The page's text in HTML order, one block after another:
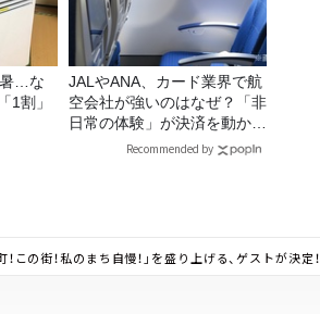
…な
1割」
JALやANA、カード業界で航
空会社が強いのはなぜ？「非
日常の体験」が決済を動かす
Recommended by
この街！私のまち自慢！」を盛り上げる、ゲストが決定！